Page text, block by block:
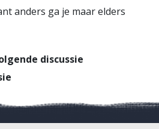
anders ga je maar elders
discussie